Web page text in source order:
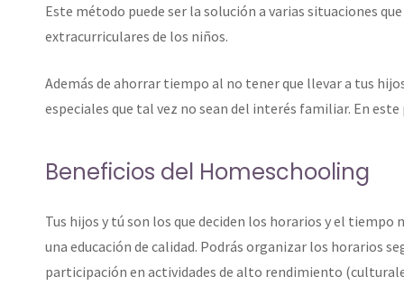
Este método puede ser la solución a varias situaciones
extracurriculares de los niños.
Además de ahorrar tiempo al no tener que llevar a tus
especiales que tal vez no sean del interés familiar. En
Beneficios del Homeschooling
Tus hijos y tú son los que deciden los horarios y el
una educación de calidad. Podrás organizar los horarios
participación en actividades de alto rendimiento